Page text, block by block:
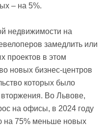
– на 5%.
недвижимости на
замедлить или
проектов в этом
новых бизнес-центров
которых было
Во Львове,
на офисы, в 2024 году
на 75% меньше новых